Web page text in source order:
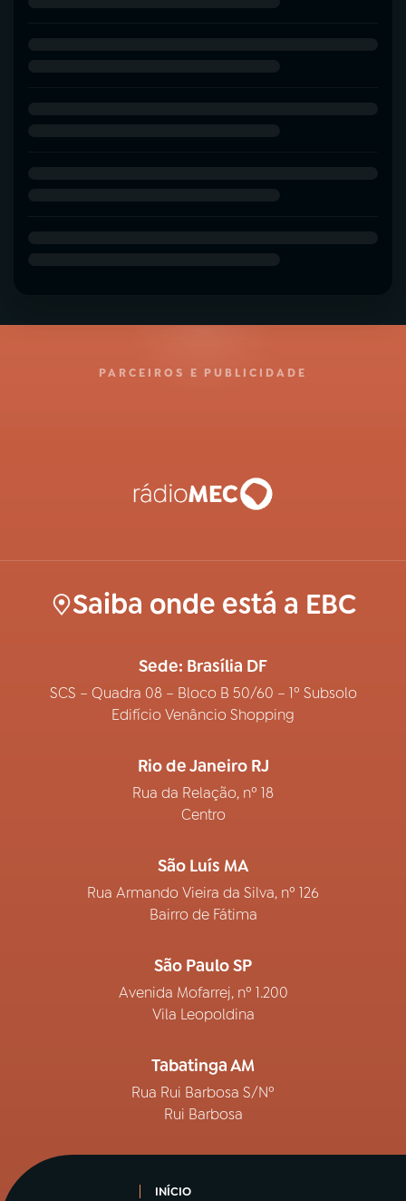
PARCEIROS E PUBLICIDADE
Saiba onde está a EBC
Sede: Brasília DF
SCS – Quadra 08 – Bloco B 50/60 – 1º Subsolo
Edifício Venâncio Shopping
Rio de Janeiro RJ
Rua da Relação, nº 18
Centro
São Luís MA
Rua Armando Vieira da Silva, nº 126
Bairro de Fátima
São Paulo SP
Avenida Mofarrej, nº 1.200
Vila Leopoldina
Tabatinga AM
Rua Rui Barbosa S/Nº
Rui Barbosa
INÍCIO